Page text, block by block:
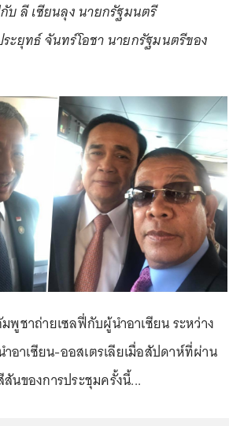
บ ลี เซียนลุง นายกรัฐมนตรี
ะยุทธ์ จันทร์โอชา นายกรัฐมนตรีของ
พูชาถ่ายเซลฟี่กับผู้นำอาเซียน ระหว่าง
อาเซียน-ออสเตรเลียเมื่อสัปดาห์ที่ผ่าน
นของการประชุมครั้งนี้...